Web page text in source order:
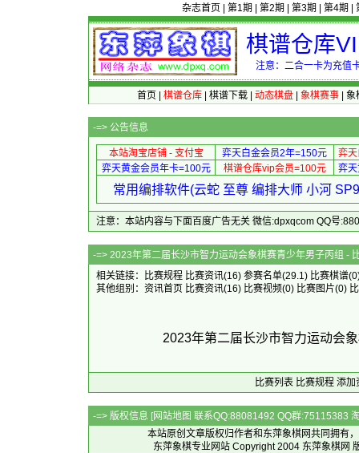
杂志首页 第1期 第2期 第3期 第4期
棋谱仓库
注意：二合一卡为充值
首页 棋谱仓库| 棋谱下载| 动态棋盘| 象棋赛事| 象
-=> 公告信息
本站淘宝店铺 - 支付宝 弈天白金会员2年=150元
弈
弈天黄金会员年卡=100元
棋谱仓库vip会员=100元 弈
常用编排软件(云蛇 至尊 编排大师 小河
注意：本站内容与下面百度广告无关 微信:dpxqcom QQ号
-=> 2023年第二届长沙市智力运动会象棋赛青少
相关链接：
比赛规程 比赛资讯(16) 参赛名单(29.1) 比赛棋谱
其他组别： 资讯首页 比赛资讯(16) 比赛视频(0) 比赛图片(0)
2023年第二届长沙市智力运动会
比赛列表 比赛规程 添加
-=> 版权信息 [网站地图 联系QQ:88081492 QQ群:75115383
本站原创文章版权归作者和 东萍象棋网共同拥有
东萍象棋专业网站 Copyright 2004 东萍象棋网